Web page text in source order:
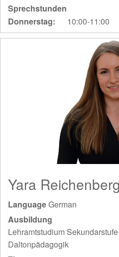
Sprechstunden
Donnerstag:
10:00-11:00
Yara
LanguageGerman
Ausbildung
Lehramtstudium
Daltonpädagogik